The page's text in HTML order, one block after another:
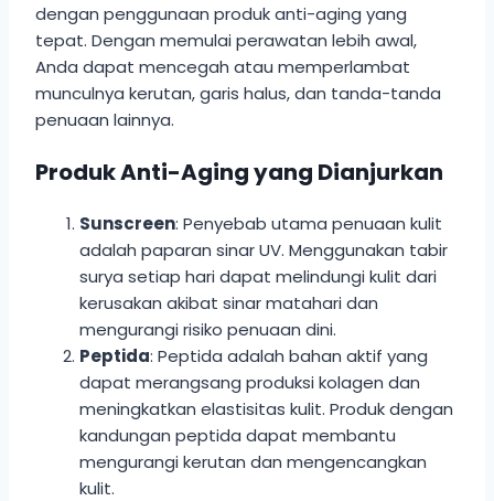
dengan penggunaan produk anti-aging yang
tepat. Dengan memulai perawatan lebih awal,
Anda dapat mencegah atau memperlambat
munculnya kerutan, garis halus, dan tanda-tanda
penuaan lainnya.
Produk Anti-Aging yang Dianjurkan
Sunscreen: Penyebab utama penuaan kulit
adalah paparan sinar UV. Menggunakan tabir
surya setiap hari dapat melindungi kulit dari
kerusakan akibat sinar matahari dan
mengurangi risiko penuaan dini.
Peptida: Peptida adalah bahan aktif yang
dapat merangsang produksi kolagen dan
meningkatkan elastisitas kulit. Produk dengan
kandungan peptida dapat membantu
mengurangi kerutan dan mengencangkan
kulit.